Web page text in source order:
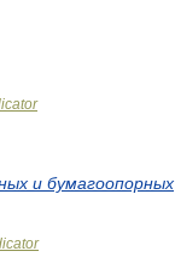
и бумагоопорных